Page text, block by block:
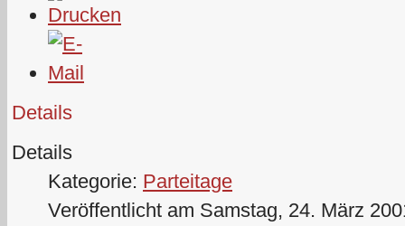
Details
Details
Kategorie: Parteitage
Veröffentlicht am Samstag, 24. März